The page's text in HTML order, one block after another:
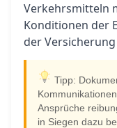
Verkehrsmitteln
Konditionen der
der
Tipp:
Ansprüche
in Siegen dazu